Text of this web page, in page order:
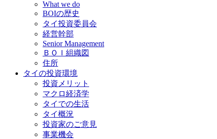
What we do
BOIの歴史
タイ投資委員会
経営幹部
Senior Management
ＢＯＩ組織図
住所
タイの投資環境
投資メリット
マクロ経済学
タイでの生活
タイ概況
投資家のご意見
事業機会